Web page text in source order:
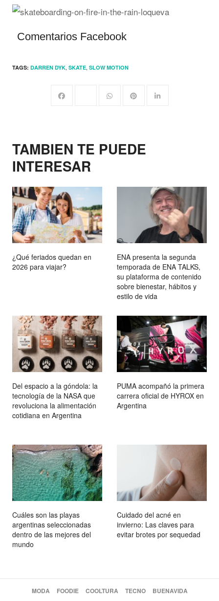
Comentarios Facebook
TAGS: DARREN DYK, SKATE, SLOW MOTION
TAMBIEN TE PUEDE
INTERESAR
¿Qué feriados quedan en
2026 para viajar?
ENA presenta la segunda
temporada de ENA TALKS,
su plataforma de contenido
sobre bienestar, hábitos y
estilo de vida
Del espacio a la góndola: la
tecnología de la NASA que
revoluciona la alimentación
cotidiana en Argentina
PUMA acompañó la primera
carrera oficial de HYROX en
Argentina
Cuáles son las playas
argentinas seleccionadas
dentro de las mejores del
mundo
Cuidado del acné en
invierno: Las claves para
evitar brotes por sequedad
MODA FOODIE COOLTURA TECNO BUENAVIDA